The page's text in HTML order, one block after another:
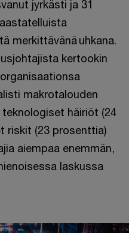
jyrkästi ja 31
merkittävänä uhkana.
kertookin
makrotalouden
häiriöt (24
riskit (23 prosenttia)
aiempaa enemmän,
laskussa